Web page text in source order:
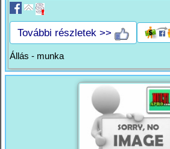
További részletek >>
Állás - munka